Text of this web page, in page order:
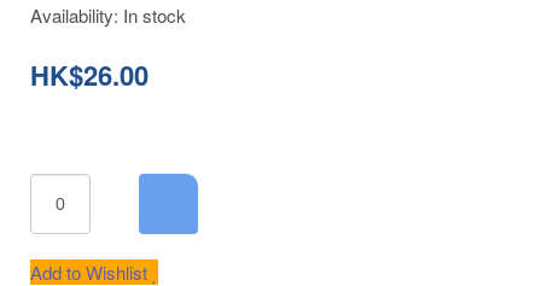
Availability: In stock
HK$26.00
Add to Wishlist